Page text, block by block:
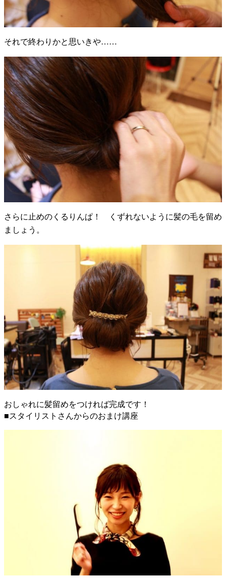
それで終わりかと思いきや……
さらに止めのくるりんぱ！ くずれないように髪の毛を留め
ましょう。
おしゃれに髪留めをつければ完成です！
■スタイリストさんからのおまけ講座